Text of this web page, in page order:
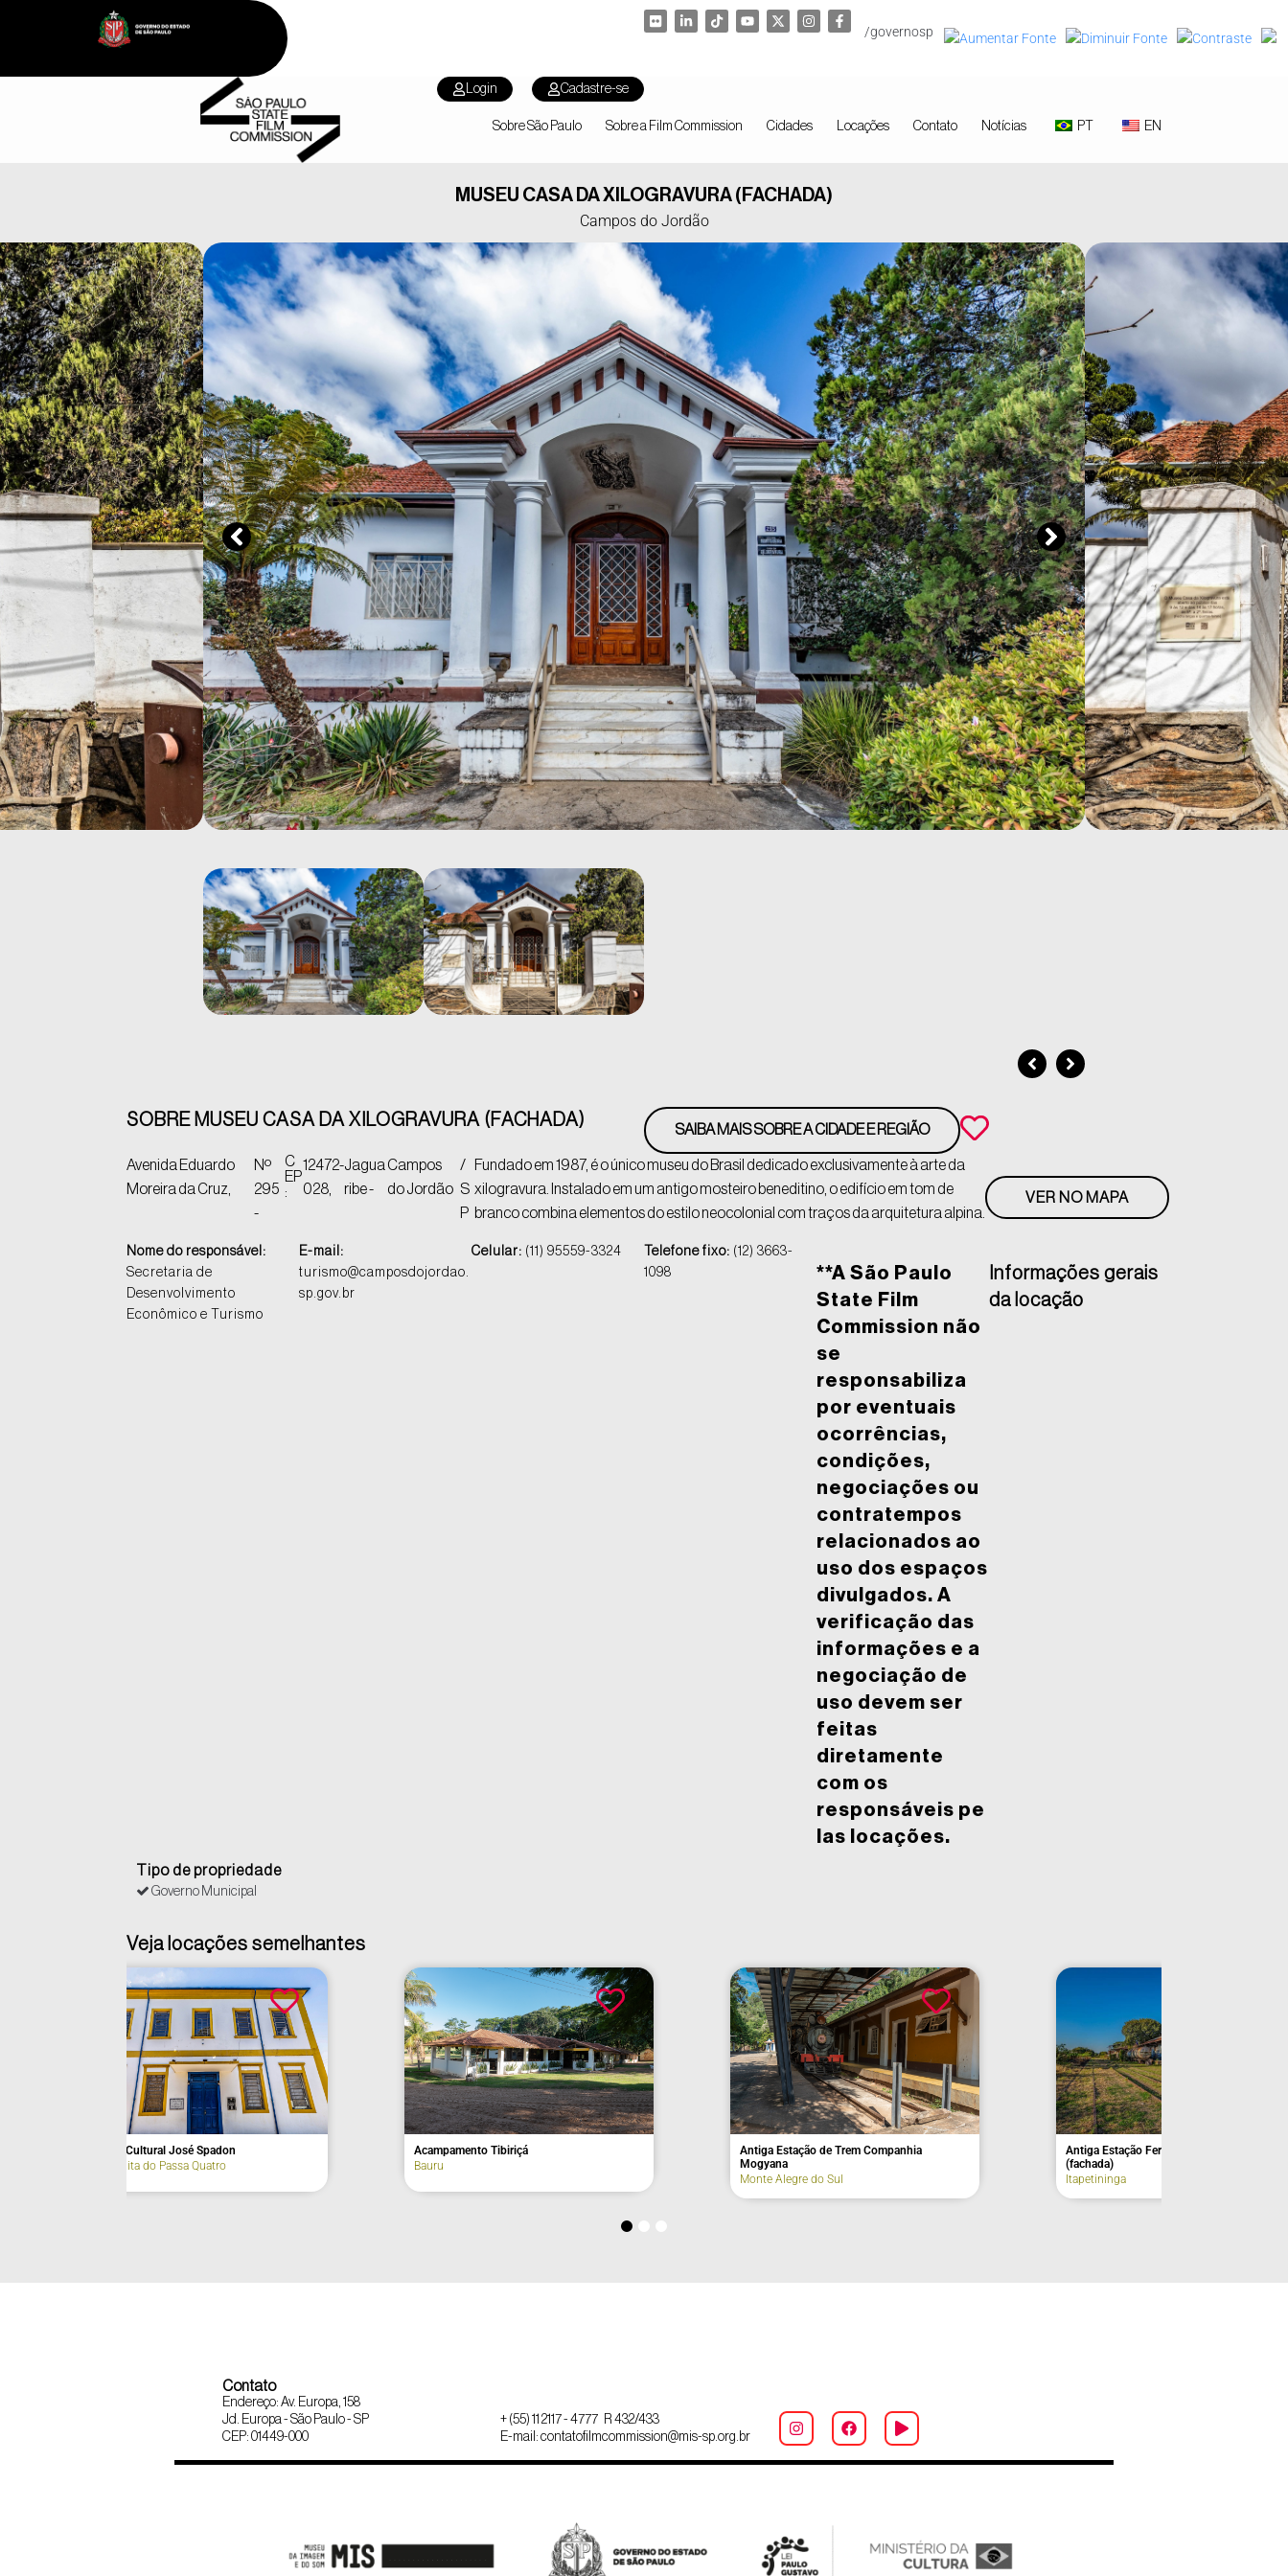
/governosp
Login Cadastre-se
Sobre São Paulo Sobre a Film Commission Cidades Locações Contato Notícias PT EN
MUSEU CASA DA XILOGRAVURA (FACHADA)
Campos do Jordão
SOBRE MUSEU CASA DA XILOGRAVURA (FACHADA) SAIBA MAIS SOBRE A CIDADE E REGIÃO
Avenida Eduardo
Moreira da Cruz,
Nº
295
-
C
EP
:
12472-
028,
Jagua
ribe -
Campos
do Jordão
/
S
P
Fundado em 1987, é o único museu do Brasil dedicado exclusivamente à arte da
xilogravura. Instalado em um antigo mosteiro beneditino, o edifício em tom de
branco combina elementos do estilo neocolonial com traços da arquitetura alpina.
VER NO MAPA
Nome do responsável:
Secretaria de
Desenvolvimento
Econômico e Turismo
E-mail:
turismo@camposdojordao.
sp.gov.br
Celular: (11) 95559-3324 Telefone fixo: (12) 3663-
1098
**A São Paulo
State Film
Commission não
se
responsabiliza
por eventuais
ocorrências,
condições,
negociações ou
contratempos
relacionados ao
uso dos espaços
divulgados. A
verificação das
informações e a
negociação de
uso devem ser
feitas
diretamente
com os
responsáveis pe
las locações.
Informações gerais
da locação
Tipo de propriedade
Governo Municipal
Veja locações semelhantes
Centro Cultural José Spadon
Santa Rita do Passa Quatro
Acampamento Tibiriçá
Bauru
Antiga Estação de Trem Companhia
Mogyana
Monte Alegre do Sul
Antiga Estação Ferroviária Sorocabana
(fachada)
Itapetininga
Contato
Endereço: Av. Europa, 158
Jd. Europa - São Paulo - SP
CEP: 01449-000
+ (55) 11 2117 - 4777 R 432/433
E-mail: contatofilmcommission@mis-sp.org.br